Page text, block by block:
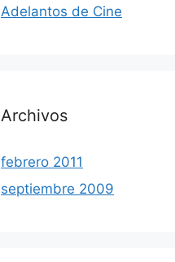
Adelantos de Cine
Archivos
febrero 2011
septiembre 2009